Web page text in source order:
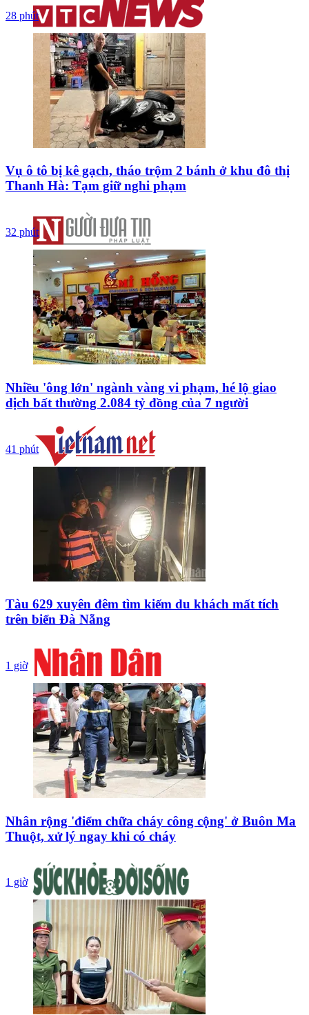
28 phút
Vụ ô tô bị kê gạch, tháo trộm 2 bánh ở khu đô thị
Thanh Hà: Tạm giữ nghi phạm
32 phút
Nhiều 'ông lớn' ngành vàng vi phạm, hé lộ giao
dịch bất thường 2.084 tỷ đồng của 7 người
41 phút
Tàu 629 xuyên đêm tìm kiếm du khách mất tích
trên biển Đà Nẵng
1 giờ
Nhân rộng 'điểm chữa cháy công cộng' ở Buôn Ma
Thuột, xử lý ngay khi có cháy
1 giờ